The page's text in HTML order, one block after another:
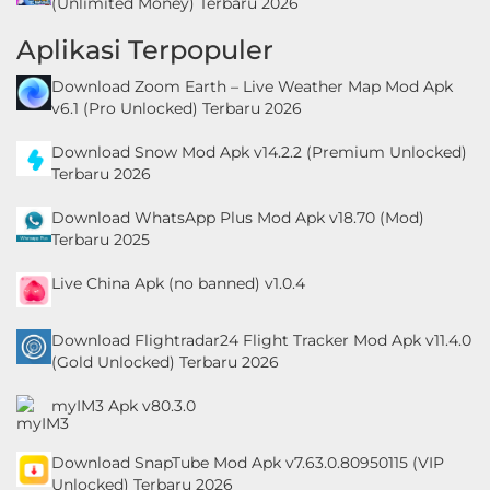
Aplikasi Terpopuler
Download Zoom Earth – Live Weather Map Mod Apk
v6.1 (Pro Unlocked) Terbaru 2026
Download Snow Mod Apk v14.2.2 (Premium Unlocked)
Terbaru 2026
Download WhatsApp Plus Mod Apk v18.70 (Mod)
Terbaru 2025
Live China Apk (no banned) v1.0.4
Download Flightradar24 Flight Tracker Mod Apk v11.4.0
(Gold Unlocked) Terbaru 2026
myIM3 Apk v80.3.0
Download SnapTube Mod Apk v7.63.0.80950115 (VIP
Unlocked) Terbaru 2026